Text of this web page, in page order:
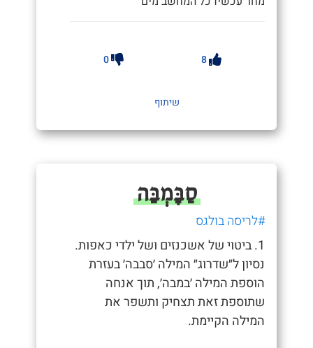
8
0
שיתוף
סַבָּמְבַּה
#לריסה בולגס
1. ביטוי של אשכנזים ושל ילדי כאפות.
נסיון ל״שדרוג״ המילה ׳סבבה׳ בעזרת
הוספת המילה ׳במבה׳, תוך אנחה
שתוספת זאת תצחיק ותשפר את
המילה הקיימת.